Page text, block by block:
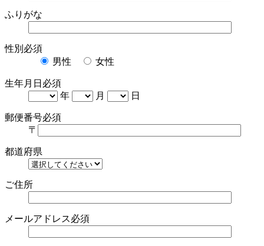
ふりがな
性別 必須
男性
女性
生年月日 必須
年
月 日
郵便番号必須
〒
都道府県
ご住所
メールアドレス必須